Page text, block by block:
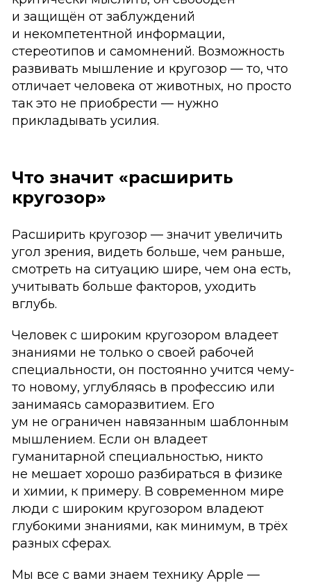
и защищён от заблуждений
и некомпетентной информации,
стереотипов и самомнений. Возможность
развивать мышление и кругозор — то, что
отличает человека от животных, но просто
так это не приобрести — нужно
прикладывать усилия.
Что значит «расширить
кругозор»
Расширить кругозор — значит увеличить
угол зрения, видеть больше, чем раньше,
смотреть на ситуацию шире, чем она есть,
учитывать больше факторов, уходить
вглубь.
Человек с широким кругозором владеет
знаниями не только о своей рабочей
специальности, он постоянно учится чему-
то новому, углубляясь в профессию или
занимаясь саморазвитием. Его
ум не ограничен навязанным шаблонным
мышлением. Если он владеет
гуманитарной специальностью, никто
не мешает хорошо разбираться в физике
и химии, к примеру. В современном мире
люди с широким кругозором владеют
глубокими знаниями, как минимум, в трёх
разных сферах.
Мы все с вами знаем технику Аpple —